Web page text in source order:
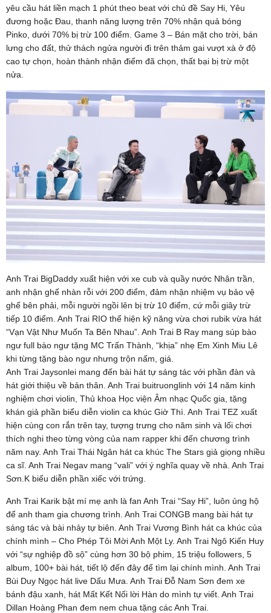
yêu cầu hát liền mạch 1 phút theo beat với chủ đề Say Hi, Yêu
đương hoặc Đau, thanh năng lượng trên 70% nhận quả bóng
Pinko, dưới 70% bị trừ 100 điểm. Game 3 – Bán mặt cho trời, bán
lưng cho đất, thử thách ngửa người đi trên thảm gai vượt xà ở độ
cao tự chọn, hoàn thành nhận điểm đã chọn, thất bại bị trừ một
nửa.
Anh Trai BigDaddy xuất hiện với xe cub và quầy nước Nhân trần,
anh nhận ghế nhàn rỗi với 200 điểm, đảm nhận nhiệm vụ bảo vệ
ghế bên phải, mỗi người ngồi lên bị trừ 10 điểm, cứ mỗi giây trừ
tiếp 10 điểm. Anh Trai RIO thể hiện kỹ năng vừa chơi rubik vừa hát
“Vạn Vật Như Muốn Ta Bên Nhau”. Anh Trai B Ray mang súp bào
ngư full bào ngư tặng MC Trấn Thành, “khịa” nhẹ Em Xinh Miu Lê
khi từng tặng bào ngư nhưng trộn nấm, giá.
Anh Trai Jaysonlei mang đến bài hát tự sáng tác với phần đàn và
hát giới thiệu về bản thân. Anh Trai buitruonglinh với 14 năm kinh
nghiệm chơi violin, Thủ khoa Học viện Âm nhạc Quốc gia, tặng
khán giả phần biểu diễn violin ca khúc Giờ Thì. Anh Trai TEZ xuất
hiện cùng con rắn trên tay, tượng trưng cho năm sinh và lối chơi
thích nghi theo từng vòng của nam rapper khi đến chương trình
năm nay. Anh Trai Thái Ngân hát ca khúc The Stars giả giọng nhiều
ca sĩ. Anh Trai Negav mang “vali” với ý nghĩa quay về nhà. Anh Trai
Sơn.K biểu diễn phần xiếc với trứng.
Anh Trai Karik bật mí mẹ anh là fan Anh Trai “Say Hi”, luôn ủng hộ
để anh tham gia chương trình. Anh Trai CONGB mang bài hát tự
sáng tác và bài nhảy tự biên. Anh Trai Vương Bình hát ca khúc của
chính mình – Cho Phép Tôi Mời Anh Một Ly. Anh Trai Ngô Kiến Huy
với “sự nghiệp đồ sộ” cùng hơn 30 bộ phim, 15 triệu followers, 5
album, 100+ bài hát, tiết lộ đến đây để tìm lại chính mình. Anh Trai
Bùi Duy Ngọc hát live Dấu Mưa. Anh Trai Đỗ Nam Sơn đem xe
bánh đậu xanh, hát Mất Kết Nối lời Hàn do mình tự viết. Anh Trai
Dillan Hoàng Phan đem nem chua tặng các Anh Trai.